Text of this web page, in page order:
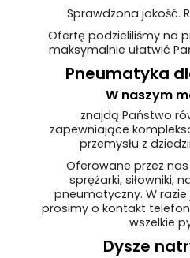
Sprawdzona jakość.
Ofertę podzieliliśmy na
maksymalnie ułatwić
Pneumatyka
W naszym
znajdą Państwo
zapewniające
przemysłu z
Oferowane przez
sprężarki, siłowniki,
pneumatyczny. W
prosimy o kontakt
wszelkie
Dysze